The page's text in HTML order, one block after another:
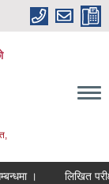
लिखित परीक्षाको